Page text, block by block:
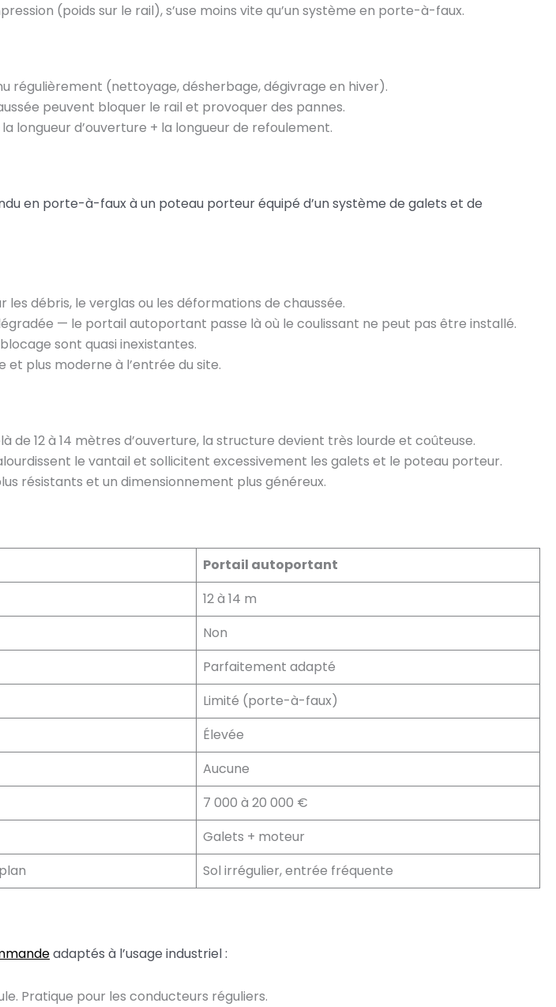
(poids sur le rail), s’use moins vite qu’un système en porte-à-faux.
régulièrement (nettoyage, désherbage, dégivrage en hiver).
peuvent bloquer le rail et provoquer des pannes.
d’ouverture + la longueur de refoulement.
en porte-à-faux à un poteau porteur équipé d’un système de galets et de
débris, le verglas ou les déformations de chaussée.
— le portail autoportant passe là où le coulissant ne peut pas être installé.
sont quasi inexistantes.
plus moderne à l’entrée du site.
12 à 14 mètres d’ouverture, la structure devient très lourde et coûteuse.
le vantail et sollicitent excessivement les galets et le poteau porteur.
résistants et un dimensionnement plus généreux.
Portail autoportant
12 à 14 m
Non
Parfaitement adapté
Limité (porte-à-faux)
Élevée
Aucune
7 000 à 20 000 €
Galets + moteur
Sol irrégulier, entrée fréquente
adaptés à l’usage industriel :
Pratique pour les conducteurs réguliers.